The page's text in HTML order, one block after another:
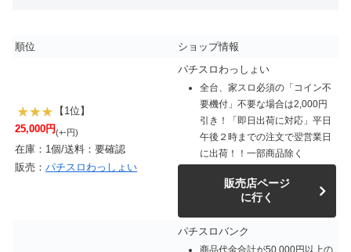
順位 ショップ情報
【1位】
25,000円(+-円)
在庫：1個/送料：要確認
販売： パチスロわっしょい
パチスロわっしょい
全台、家スロ必須の「コイン不
要機付」不要な場合は2,000円
引き！「即日出荷に対応」平日
午後２時までの注文で翌営業日
に出荷！！一部商品除く
販売店ページ
に行く
パチスロバンク